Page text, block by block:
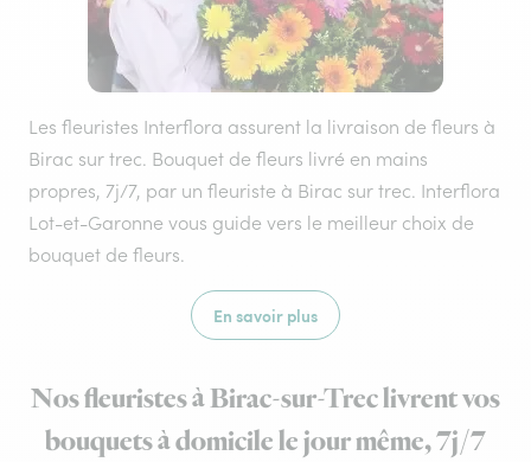
Les fleuristes Interflora assurent la livraison de fleurs à
Birac sur trec. Bouquet de fleurs livré en mains
propres, 7j/7, par un fleuriste à Birac sur trec. Interflora
Lot-et-Garonne vous guide vers le meilleur choix de
bouquet de fleurs.
En savoir plus
Nos fleuristes à Birac-sur-Trec livrent vos
bouquets à domicile le jour même, 7j/7